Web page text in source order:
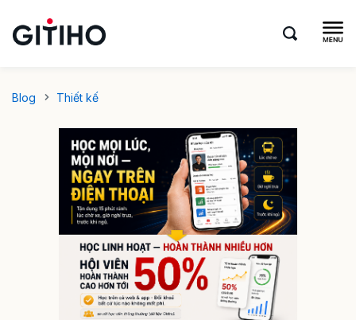
Blog Thiết kế